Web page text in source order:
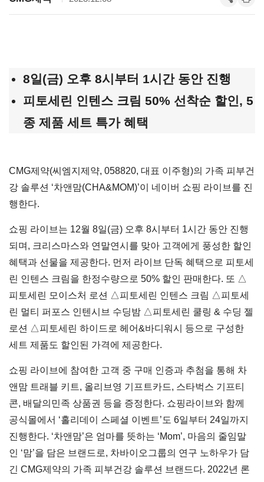
8일(금) 오후 8시부터 1시간 동안 진행
피토세린 인텐스 크림 50% 선착순 할인, 5
종 제품 세트 특가 혜택
CMG제약(씨엠지제약, 058820, 대표 이주형)의 가족 피부건
강 솔루션 ‘차앤맘(CHA&MOM)’이 네이버 쇼핑 라이브를 진
행한다.
쇼핑 라이브는 12월 8일(금) 오후 8시부터 1시간 동안 진행
되며, 크리스마스와 연말연시를 맞아 고객에게 풍성한 할인
혜택과 선물을 제공한다. 먼저 라이브 단독 혜택으로 피토세
린 인텐스 크림을 한정수량으로 50% 할인 판매한다. 또 △
피토세린 모이스처 로션 △피토세린 인텐스 크림 △피토세
린 멀티 퍼포스 인텐시브 수딩밤 △피토세린 쿨링 & 수딩 젤
로션 △피토세린 하이드로 헤어&바디워시 등으로 구성한
세트 제품도 할인된 가격에 제공한다.
쇼핑 라이브에 참여한 고객 중 구매 인증과 추첨을 통해 차
앤맘 트래블 키트, 올리브영 기프트카드, 스타벅스 기프티
콘, 배달의민족 상품권 등을 증정한다. 쇼핑라이브와 함께
공식몰에서 ‘홀리데이 스페셜 이벤트’도 6일부터 24일까지
진행한다. ‘차앤맘’은 엄마를 뜻하는 ‘Mom’, 마음의 줄임말
인 ‘맘’을 담은 브랜드로, 차바이오그룹의 연구 노하우가 담
긴 CMG제약의 가족 피부건강 솔루션 브랜드다. 2022년 론